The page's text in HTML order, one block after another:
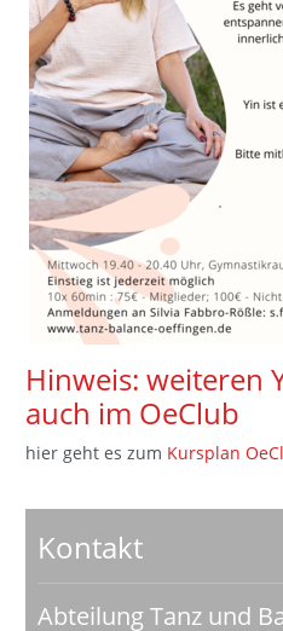
Hinweis: weiteren
auch im OeClub
hier geht es zum Kursplan
Kontakt
Abteilung Tanz und